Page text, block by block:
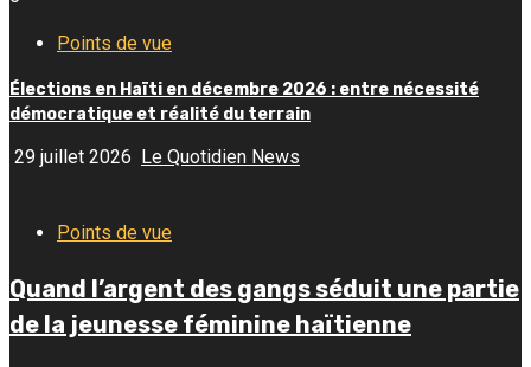
Points de vue
Élections en Haïti en décembre 2026 : entre nécessité
démocratique et réalité du terrain
29 juillet 2026 Le Quotidien News
Points de vue
Quand l’argent des gangs séduit une partie
de la jeunesse féminine haïtienne